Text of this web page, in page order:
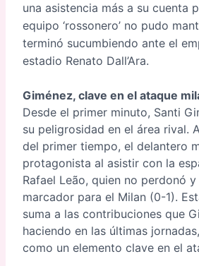
una asistencia más a su cuenta
equipo ‘rossonero’ no pudo
terminó sucumbiendo ante el
estadio Renato Dall’Ara.
Giménez, clave en el ataque
Desde el primer minuto, Santi
su peligrosidad en el área rival.
del primer tiempo, el delantero
protagonista al asistir con la
Rafael Leão, quien no perdonó
marcador para el Milan (0-1).
suma a las contribuciones que
haciendo en las últimas
como un elemento clave en el